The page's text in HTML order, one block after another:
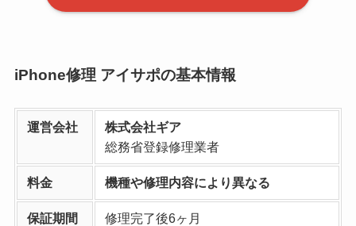
iPhone修理 アイサポの基本情報
運営会社
株式会社ギア
総務省登録修理業者
料金 機種や修理内容により異なる
保証期間 修理完了後6ヶ月